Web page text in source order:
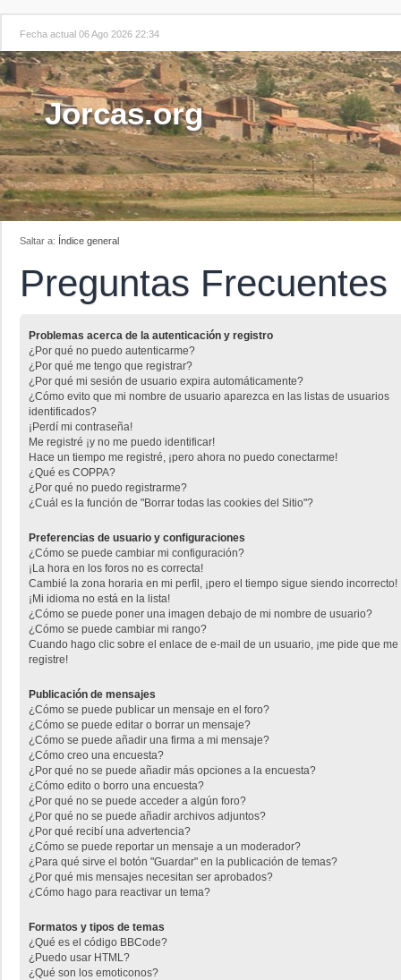
Fecha actual 06 Ago 2026 22:34
Jorcas.org
Saltar a: Índice general
Preguntas Frecuentes
Problemas acerca de la autenticación y registro
¿Por qué no puedo autenticarme?
¿Por qué me tengo que registrar?
¿Por qué mi sesión de usuario expira automáticamente?
¿Cómo evito que mi nombre de usuario aparezca en las listas de usuarios
identificados?
¡Perdí mi contraseña!
Me registré ¡y no me puedo identificar!
Hace un tiempo me registré, ¡pero ahora no puedo conectarme!
¿Qué es COPPA?
¿Por qué no puedo registrarme?
¿Cuál es la función de "Borrar todas las cookies del Sitio"?
Preferencias de usuario y configuraciones
¿Cómo se puede cambiar mi configuración?
¡La hora en los foros no es correcta!
Cambié la zona horaria en mi perfil, ¡pero el tiempo sigue siendo incorrecto!
¡Mi idioma no está en la lista!
¿Cómo se puede poner una imagen debajo de mi nombre de usuario?
¿Cómo se puede cambiar mi rango?
Cuando hago clic sobre el enlace de e-mail de un usuario, ¡me pide que me
registre!
Publicación de mensajes
¿Cómo se puede publicar un mensaje en el foro?
¿Cómo se puede editar o borrar un mensaje?
¿Cómo se puede añadir una firma a mi mensaje?
¿Cómo creo una encuesta?
¿Por qué no se puede añadir más opciones a la encuesta?
¿Cómo edito o borro una encuesta?
¿Por qué no se puede acceder a algún foro?
¿Por qué no se puede añadir archivos adjuntos?
¿Por qué recibí una advertencia?
¿Cómo se puede reportar un mensaje a un moderador?
¿Para qué sirve el botón "Guardar" en la publicación de temas?
¿Por qué mis mensajes necesitan ser aprobados?
¿Cómo hago para reactivar un tema?
Formatos y tipos de temas
¿Qué es el código BBCode?
¿Puedo usar HTML?
¿Qué son los emoticonos?